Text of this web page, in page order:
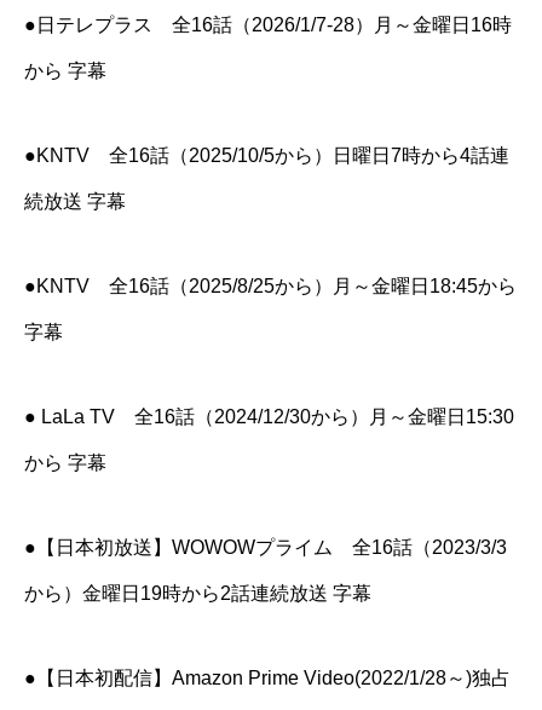
●日テレプラス 全16話（2026/1/7-28）月～金曜日16時
から 字幕
●KNTV 全16話（2025/10/5から）日曜日7時から4話連
続放送 字幕
●KNTV 全16話（2025/8/25から）月～金曜日18:45から
字幕
● LaLa TV 全16話（2024/12/30から）月～金曜日15:30
から 字幕
●【日本初放送】WOWOWプライム 全16話（2023/3/3
から）金曜日19時から2話連続放送 字幕
●【日本初配信】Amazon Prime Video(2022/1/28～)独占